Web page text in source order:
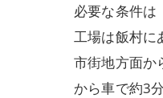
必要な条件は
工場は飯村に
市街地方面か
から車で約3分